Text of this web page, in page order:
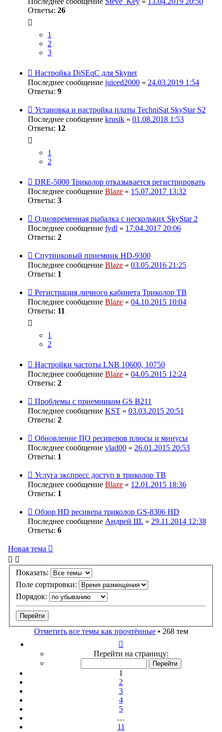
Ответы: 26
1
2
3
Настройка DiSEqC для Skynet
Последнее сообщение juiced2000 « 24.03.2019 1:54
Ответы: 9
Установка и настройка платы TechniSat SkyStar S2
Последнее сообщение krusik « 01.08.2018 1:53
Ответы: 12
1
2
DRE-5000 Триколор отказывается регистрировать
Последнее сообщение Blaze « 15.07.2017 13:32
Ответы: 3
Одновременная рыбалка с нескольких SkyStar 2
Последнее сообщение fydl « 17.04.2017 20:06
Ответы: 2
Спутниковый приемник HD-9300
Последнее сообщение Blaze « 03.05.2016 21:25
Ответы: 1
Регистрация личного кабинета Триколор ТВ
Последнее сообщение Blaze « 04.10.2015 10:04
Ответы: 11
1
2
Настройки частоты LNB 10600, 10750
Последнее сообщение Blaze « 04.05.2015 12:24
Ответы: 2
Проблемы с приемником GS B211
Последнее сообщение KST « 03.03.2015 20:51
Ответы: 2
Обновление ПО ресиверов плюсы и минусы
Последнее сообщение vlad00 « 26.01.2015 20:53
Ответы: 1
Услуга экспресс доступ в триколор ТВ
Последнее сообщение Blaze « 12.01.2015 18:36
Ответы: 1
Обзор HD ресивера триколор GS-8306 HD
Последнее сообщение Андрей Ш. « 29.11.2014 12:38
Ответы: 6
Новая тема
Показать:
Поле сортировки:
Порядок:
Отметить все темы как прочтённые• 268 тем
1
из
11
Перейти на страницу:
1
2
3
4
5
…
11